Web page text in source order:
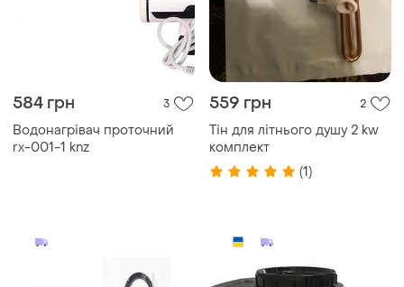
584 грн 3
Водонагрівач проточний
rx-001-1 knz
559 грн 2
Тін для літнього душу 2 kw
комплект
(1)